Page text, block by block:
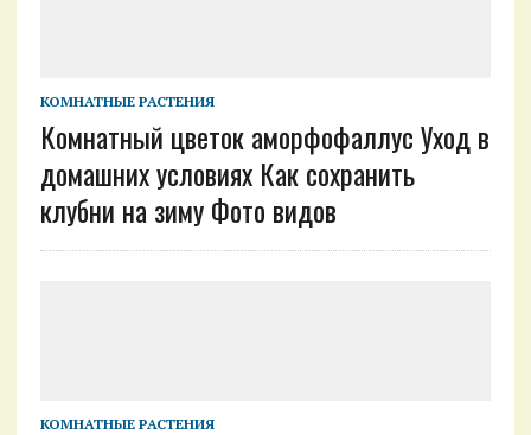
КОМНАТНЫЕ РАСТЕНИЯ
Комнатный цветок аморфофаллус Уход в
домашних условиях Как сохранить
клубни на зиму Фото видов
КОМНАТНЫЕ РАСТЕНИЯ